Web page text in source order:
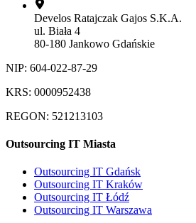
Develos Ratajczak Gajos S.K.A.
ul. Biała 4
80-180 Jankowo Gdańskie
NIP: 604-022-87-29
KRS: 0000952438
REGON: 521213103
Outsourcing IT Miasta
Outsourcing IT Gdańsk
Outsourcing IT Kraków
Outsourcing IT Łódź
Outsourcing IT Warszawa